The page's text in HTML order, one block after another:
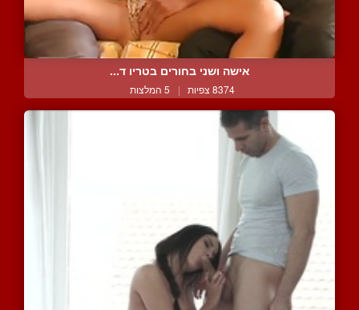
אישה ושני בחורים בטריו ד...
8374 צפיות | 5 המלצות